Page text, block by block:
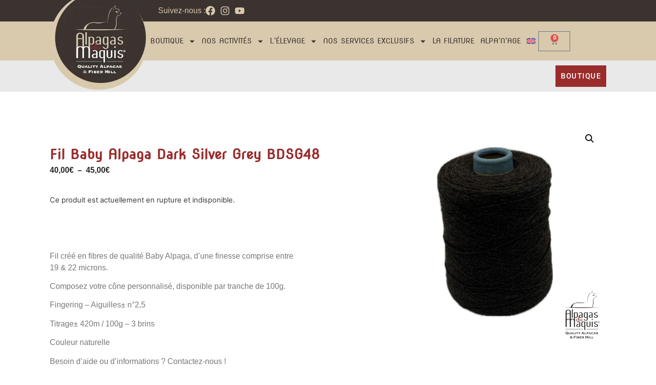
Suivez-nous :
BOUTIQUE NOS ACTIVITÉS L’ÉLEVAGE NOS SERVICES EXCLUSIFS LA FILATURE ALPA’N’AGE 0
BOUTIQUE
Fil Baby Alpaga Dark Silver Grey BDSG48
40,00€ – 45,00€
Ce produit est actuellement en rupture et indisponible.
Fil créé en fibres de qualité Baby Alpaga, d’une finesse comprise entre
19 & 22 microns.
Composez votre cône personnalisé, disponible par tranche de 100g.
Fingering – Aiguilles± n°2,5
Titrage± 420m / 100g – 3 brins
Couleur naturelle
Besoin d’aide ou d’informations ? Contactez-nous !